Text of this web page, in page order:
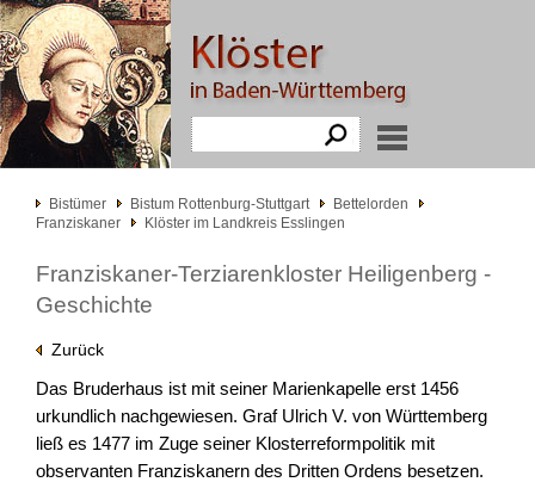
Bistümer Bistum Rottenburg-Stuttgart
Bettelorden
Franziskaner
Klöster im Landkreis Esslingen
Franziskaner-Terziarenkloster Heiligenberg -
Geschichte
Zurück
Das Bruderhaus ist mit seiner Marienkapelle erst 1456
urkundlich nachgewiesen. Graf Ulrich V. von Württemberg
ließ es 1477 im Zuge seiner Klosterreformpolitik mit
observanten Franziskanern des Dritten Ordens besetzen.